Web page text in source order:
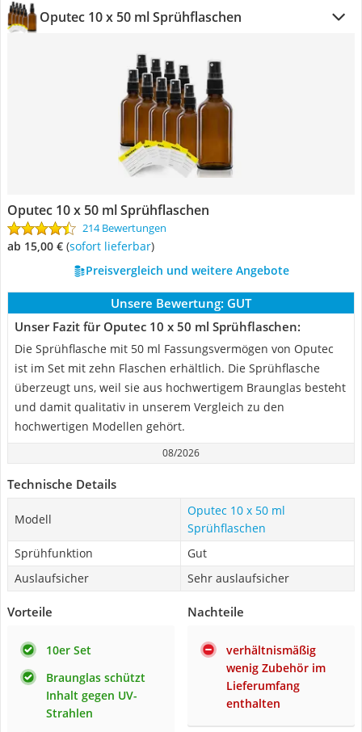
Oputec 10 x 50 ml Sprühflaschen
Oputec 10 x 50 ml Sprühflaschen
214 Bewertungen
ab 15,00 € ( Sofort lieferbar)
Preisvergleich und weitere Angebote
Unsere Bewertung: GUT
Unser Fazit für Oputec 10 x 50 ml Sprühflaschen:
Die Sprühflasche mit 50 ml Fassungsvermögen von Oputec
ist im Set mit zehn Flaschen erhältlich. Die Sprühflasche
überzeugt uns, weil sie aus hochwertigem Braunglas besteht
und damit qualitativ in unserem Vergleich zu den
hochwertigen Modellen gehört.
08/2026
Technische Details
Modell
Oputec 10 x 50 ml
Sprühflaschen
Sprühfunktion
Gut
Auslaufsicher
Sehr auslaufsicher
Vorteile
10er Set
Braunglas schützt
Inhalt gegen UV-
Strahlen
Nachteile
verhältnismäßig
wenig Zubehör im
Lieferumfang
enthalten